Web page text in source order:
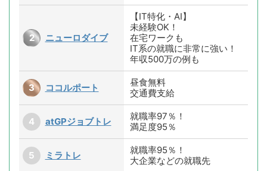
ニューロダイブ
【IT特化・AI】
未経験OK！
在宅ワークも
IT系の就職に非常に強い！
年収500万の例も
ココルポート
昼食無料
交通費支給
atGPジョブトレ
就職率97％！
満足度95％
ミラトレ
就職率95％！
大企業などの就職先